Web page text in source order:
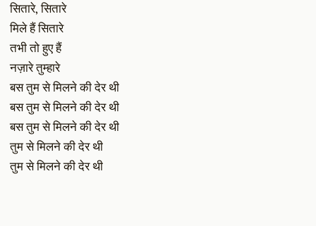
सितारे, सितारे
मिले हैं सितारे
तभी तो हुए हैं
नज़ारे तुम्हारे
बस तुम से मिलने की देर थी
बस तुम से मिलने की देर थी
बस तुम से मिलने की देर थी
तुम से मिलने की देर थी
तुम से मिलने की देर थी